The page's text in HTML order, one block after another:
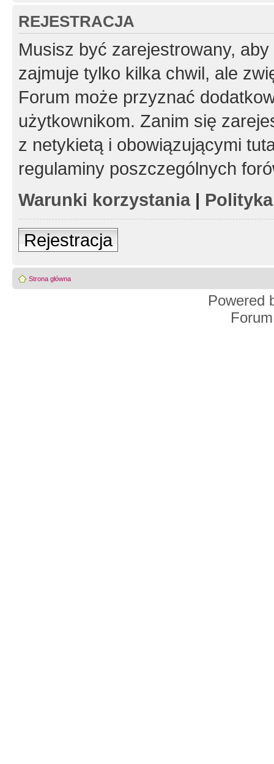
REJESTRACJA
Musisz być zarejestrowany,
zajmuje tylko kilka chwil, ale
Forum może przyznać
użytkownikom. Zanim się
z netykietą i obowiązującymi
regulaminy poszczególnych
Warunki korzystania|
Rejestracja
Strona główna
Powered